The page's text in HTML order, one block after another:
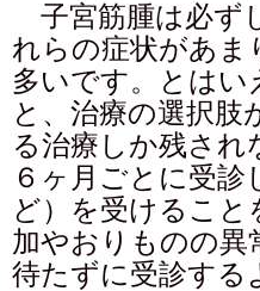
子宮筋腫は必ず
れらの症状があま
多いです。とはい
と、治療の選択肢
る治療しか残さ
６ヶ月ごとに受診
ど）を受けるこ
加やおりものの異
待たずに受診する